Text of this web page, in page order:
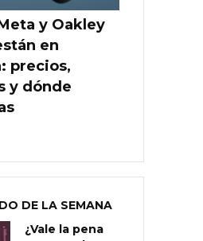
y Oakley
en
precios,
y dónde
DE LA SEMANA
¿Vale la pena